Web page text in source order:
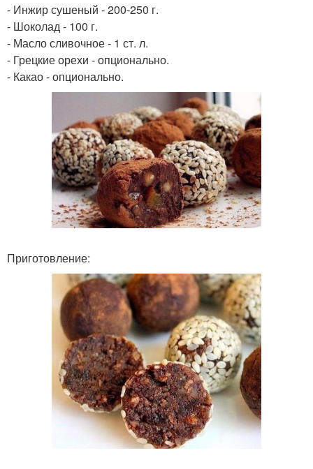
- Инжир сушеный - 200-250 г.
- Шоколад - 100 г.
- Масло сливочное - 1 ст. л.
- Грецкие орехи - опционально.
- Какао - опционально.
Приготовление: